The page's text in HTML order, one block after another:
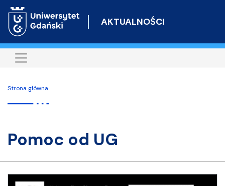
do
AKTUALNOŚCI
Strona główna
pomoc od UG